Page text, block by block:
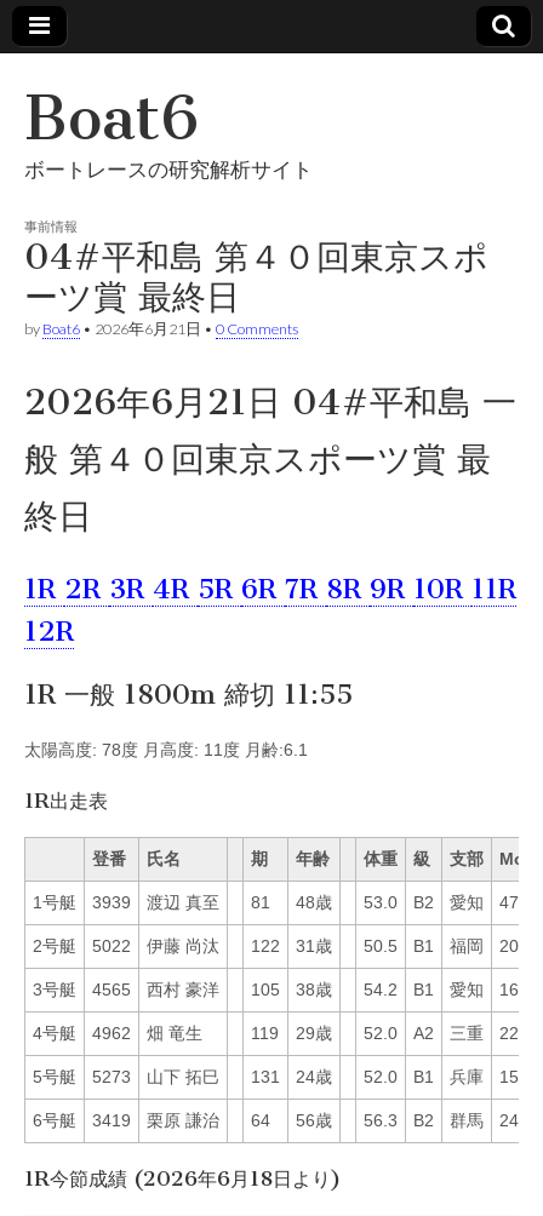
Boat6
ボートレースの研究解析サイト
事前情報
04#平和島 第４０回東京スポ
ーツ賞 最終日
by Boat6 • 2026年6月21日 • 0 Comments
2026年6月21日 04#平和島 一
般 第４０回東京スポーツ賞 最
終日
1R 2R 3R 4R 5R 6R 7R 8R 9R 10R 11R
12R
1R 一般 1800m 締切 11:55
太陽高度: 78度 月高度: 11度 月齢:6.1
1R出走表
登番 氏名 期 年齢 体重 級 支部 Mo
1号艇 3939 渡辺 真至 81 48歳 53.0 B2 愛知 47
2号艇 5022 伊藤 尚汰 122 31歳 50.5 B1 福岡 20
3号艇 4565 西村 豪洋 105 38歳 54.2 B1 愛知 16
4号艇 4962 畑 竜生 119 29歳 52.0 A2 三重 22
5号艇 5273 山下 拓巳 131 24歳 52.0 B1 兵庫 15
6号艇 3419 栗原 謙治 64 56歳 56.3 B2 群馬 24
1R今節成績 (2026年6月18日より)